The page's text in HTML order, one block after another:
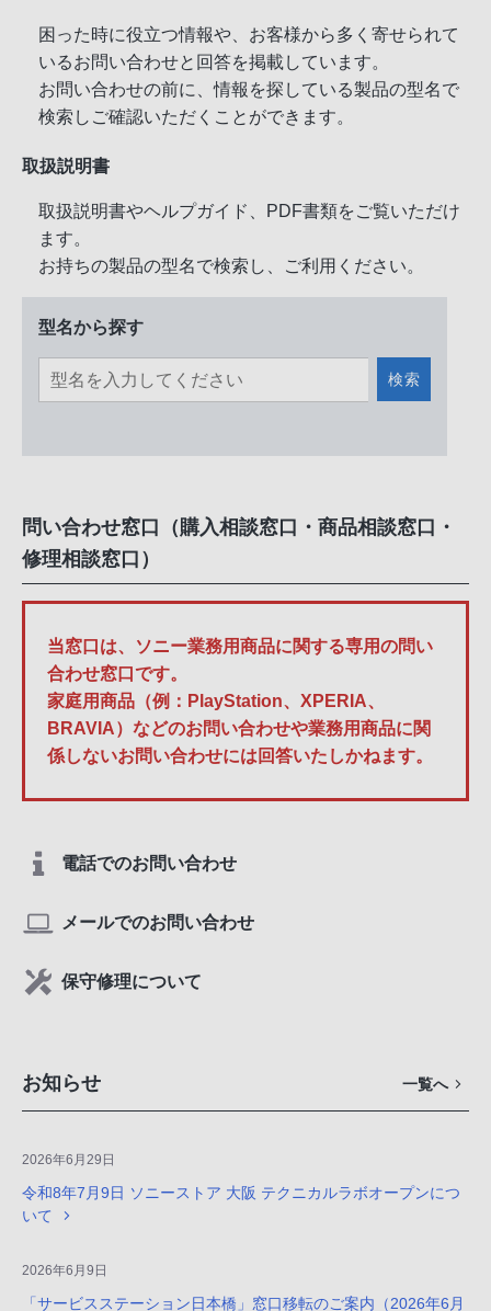
困った時に役立つ情報や、お客様から多く寄せられて
いるお問い合わせと回答を掲載しています。
お問い合わせの前に、情報を探している製品の型名で
検索しご確認いただくことができます。
取扱説明書
取扱説明書やヘルプガイド、PDF書類をご覧いただけ
ます。
お持ちの製品の型名で検索し、ご利用ください。
型名から探す
検索
問い合わせ窓口（購入相談窓口・商品相談窓口・
修理相談窓口）
当窓口は、ソニー業務用商品に関する専用の問い
合わせ窓口です。
家庭用商品（例：PlayStation、XPERIA、
BRAVIA）などのお問い合わせや業務用商品に関
係しないお問い合わせには回答いたしかねます。
電話でのお問い合わせ
メールでのお問い合わせ
保守修理について
お知らせ 一覧へ
2026年6月29日
令和8年7月9日 ソニーストア 大阪 テクニカルラボオープンにつ
いて
2026年6月9日
「サービスステーション日本橋」窓口移転のご案内（2026年6月